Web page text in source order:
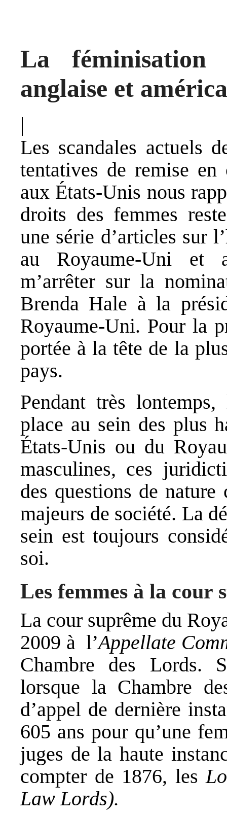
La féminisation
anglaise et
|
Les scandales actuels
tentatives de remise
aux États-Unis nous
droits des femmes
une série d’articles sur
au Royaume-Uni et
m’arrêter sur la
Brenda Hale à la
Royaume-Uni. Pour la
portée à la tête de la
pays.
Pendant très
place au sein des plus
États-Unis ou du
masculines, ces
des questions de
majeurs de société. La
sein est toujours
soi.
Les femmes à la cour
La cour suprême du
2009 à l’Appellate
Chambre des Lords.
lorsque la Chambre
d’appel de dernière
605 ans pour qu’une
juges de la haute
compter de 1876, les
Law Lords).